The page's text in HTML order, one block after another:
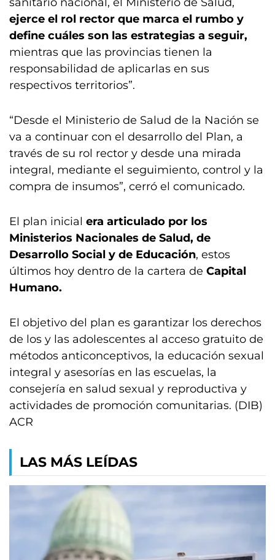
ejerce el rol rector que marca el rumbo y
define cuáles son las estrategias a seguir,
mientras que las provincias tienen la
responsabilidad de aplicarlas en sus
respectivos territorios”.
“Desde el Ministerio de Salud de la Nación se
va a continuar con el desarrollo del Plan, a
través de su rol rector y desde una mirada
integral, mediante el seguimiento, control y la
compra de insumos”, cerró el comunicado.
El plan inicial era articulado por los
Ministerios Nacionales de Salud, de
Desarrollo Social y de Educación, estos
últimos hoy dentro de la cartera de Capital
Humano.
El objetivo del plan es garantizar los derechos
de los y las adolescentes al acceso gratuito de
métodos anticonceptivos, la educación sexual
integral y asesorías en las escuelas, la
consejería en salud sexual y reproductiva y
actividades de promoción comunitarias. (DIB)
ACR
LAS MÁS LEÍDAS